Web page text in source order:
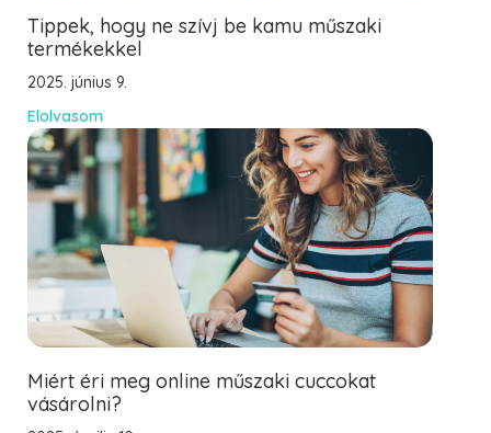
Tippek, hogy ne szívj be kamu műszaki
termékekkel
2025. június 9.
Elolvasom
Miért éri meg online műszaki cuccokat
vásárolni?